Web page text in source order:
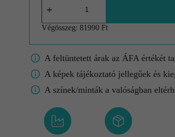
Végösszeg:81990 Ft
A feltüntetett árak az ÁFA értékét
A képek tájékoztató jellegűek és
A színek/minták a valóságban